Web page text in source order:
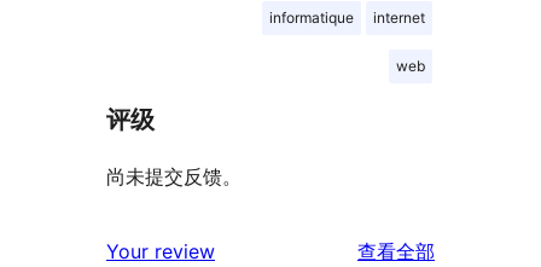
informatique internet
web
评级
尚未提交反馈。
Your review 查看全部